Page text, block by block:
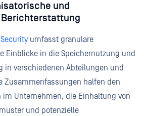
und
umfasst granulare
Einblicke in die Speichernutzung und
in verschiedenen Abteilungen und
Zusammenfassungen halfen den
Unternehmen, die Einhaltung von
und potenzielle